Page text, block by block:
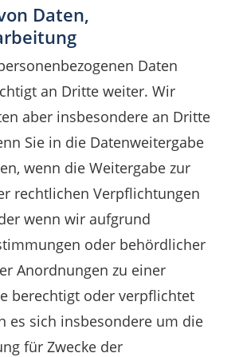
Daten,
Daten
an Dritte weiter. Wir
aber insbesondere an Dritte
Sie in die Datenweitergabe
wenn die Weitergabe zur
rechtlichen Verpflichtungen
wenn wir aufgrund
oder behördlicher
Anordnungen zu einer
berechtigt oder verpflichtet
es sich insbesondere um die
für Zwecke der